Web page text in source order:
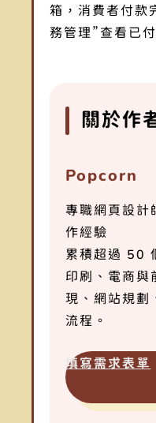
箱，消費者付款
務管理”查看已
關於作
Popcorn
專職網頁設
作經驗
累積超過 50
印刷、電商與
現、網站規
流程。
填寫需求表單